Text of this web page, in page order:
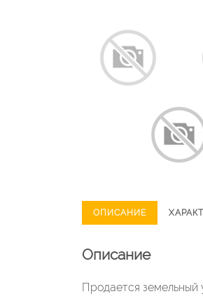
ОПИСАНИЕ
Описание
Продается земельный